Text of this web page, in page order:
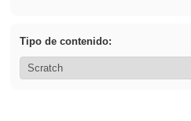
Tipo de contenido: